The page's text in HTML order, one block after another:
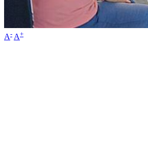
A- A+